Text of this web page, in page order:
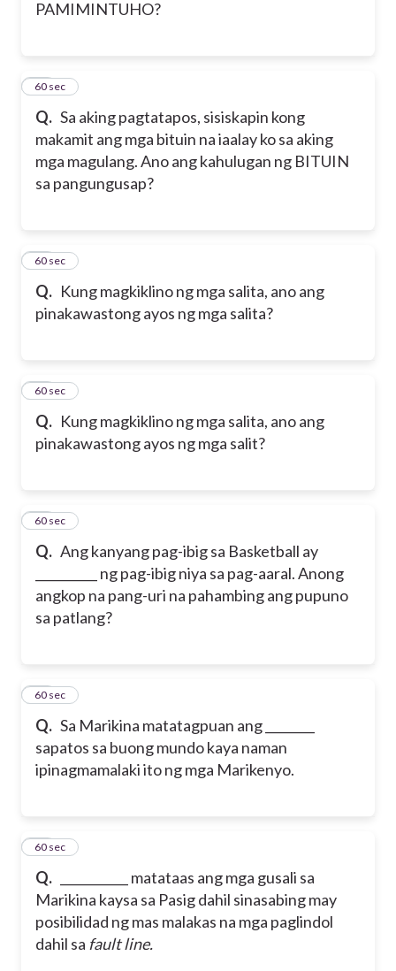
PAMIMINTUHO?
Q. Sa aking pagtatapos, sisiskapin kong
makamit ang mga bituin na iaalay ko sa aking
mga magulang. Ano ang kahulugan ng BITUIN
sa pangungusap?
18
60 sec
Q. Kung magkiklino ng mga salita, ano ang
pinakawastong ayos ng mga salita?
19
60 sec
Q. Kung magkiklino ng mga salita, ano ang
pinakawastong ayos ng mga salit?
20
60 sec
Q. Ang kanyang pag-ibig sa Basketball ay
__________ ng pag-ibig niya sa pag-aaral. Anong
angkop na pang-uri na pahambing ang pupuno
sa patlang?
21
60 sec
Q. Sa Marikina matatagpuan ang ________
sapatos sa buong mundo kaya naman
ipinagmamalaki ito ng mga Marikenyo.
22
60 sec
Q.
___________ matataas ang mga gusali sa
Marikina kaysa sa Pasig dahil sinasabing may
posibilidad ng mas malakas na mga paglindol
dahil sa fault line.
23
60 sec